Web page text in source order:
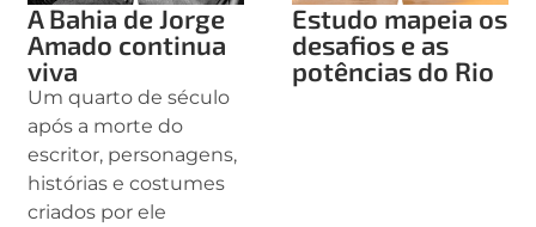
A Bahia de Jorge
Amado continua
viva
Um quarto de século
após a morte do
escritor, personagens,
histórias e costumes
criados por ele
Estudo mapeia os
desafios e as
potências do Rio